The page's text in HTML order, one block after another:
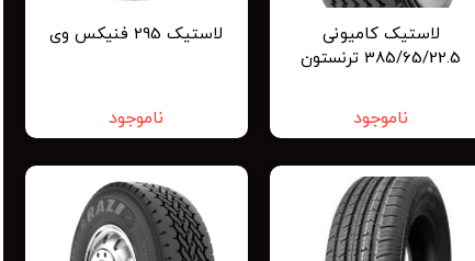
لاستیک کامیونی
385/65/22.5 ترنستون
ناموجود
لاستیک 295 فنیکس وی
ناموجود